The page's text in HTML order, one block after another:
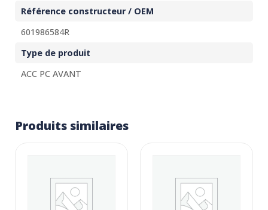
Référence constructeur / OEM
601986584R
Type de produit
ACC PC AVANT
Produits similaires